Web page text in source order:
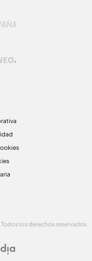
los derechos reservados